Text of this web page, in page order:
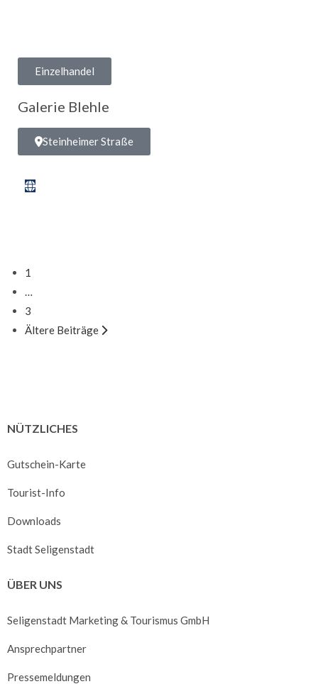
Einzelhandel
Galerie Blehle
Steinheimer Straße
1
…
3
Ältere Beiträge
NÜTZLICHES
Gutschein-Karte
Tourist-Info
Downloads
Stadt Seligenstadt
ÜBER UNS
Seligenstadt Marketing & Tourismus GmbH
Ansprechpartner
Pressemeldungen